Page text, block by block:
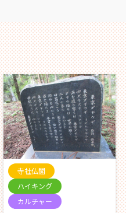
寺社仏閣
ハイキング
カルチャー